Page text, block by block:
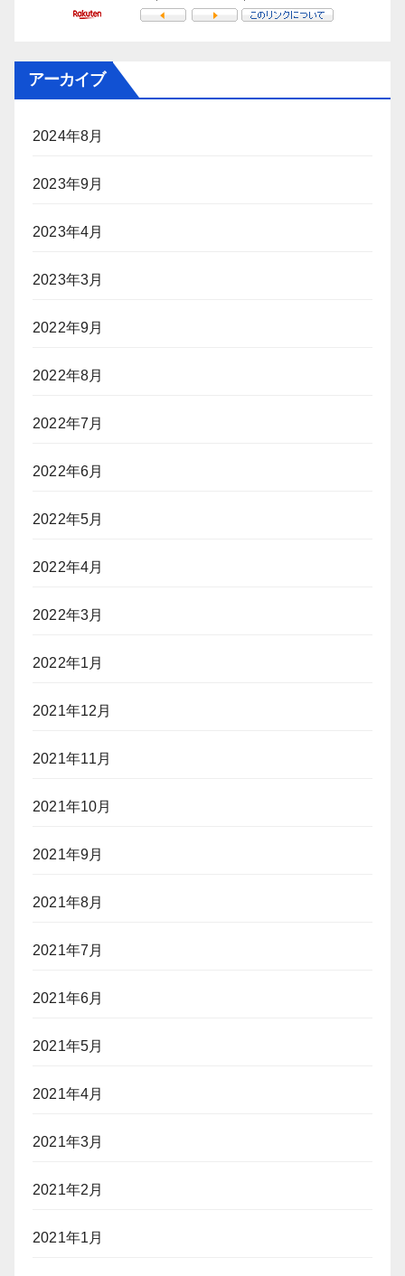
アーカイブ
2024年8月
2023年9月
2023年4月
2023年3月
2022年9月
2022年8月
2022年7月
2022年6月
2022年5月
2022年4月
2022年3月
2022年1月
2021年12月
2021年11月
2021年10月
2021年9月
2021年8月
2021年7月
2021年6月
2021年5月
2021年4月
2021年3月
2021年2月
2021年1月